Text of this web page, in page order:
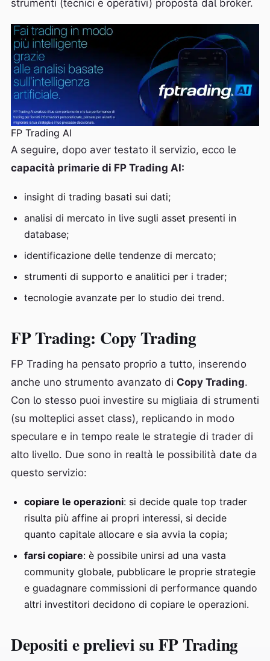
strumenti (tecnici e operativi) proposta dal broker.
FP Trading AI
A seguire, dopo aver testato il servizio, ecco le
capacità primarie di FP Trading AI:
insight di trading basati sui dati;
analisi di mercato in live sugli asset presenti in
database;
identificazione delle tendenze di mercato;
strumenti di supporto e analitici per i trader;
tecnologie avanzate per lo studio dei trend.
FP Trading: Copy Trading
FP Trading ha pensato proprio a tutto, inserendo
anche uno strumento avanzato di Copy Trading.
Con lo stesso puoi investire su migliaia di strumenti
(su molteplici asset class), replicando in modo
speculare e in tempo reale le strategie di trader di
alto livello. Due sono in realtà le possibilità date da
questo servizio:
copiare le operazioni: si decide quale top trader
risulta più affine ai propri interessi, si decide
quanto capitale allocare e sia avvia la copia;
farsi copiare: è possibile unirsi ad una vasta
community globale, pubblicare le proprie strategie
e guadagnare commissioni di performance quando
altri investitori decidono di copiare le operazioni.
Depositi e prelievi su FP Trading